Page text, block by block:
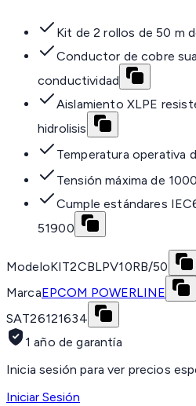
Kit de 2 rollos de 50 m
Conductor de cobre
conductividad
Aislamiento XLPE
hidrolisis
Temperatura operativa
Tensión máxima de
Cumple estándares
51900
ModeloKIT2CBLPV10RB/50
MarcaEPCOM POWERLINE
SAT26121634
1 año de garantía
Inicia sesión para ver precios
Iniciar Sesión